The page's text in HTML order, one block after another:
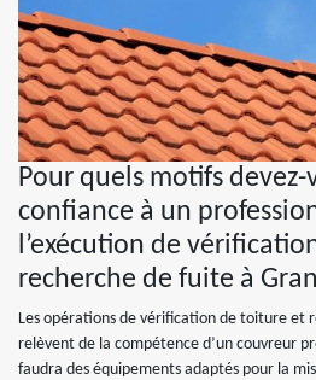
Pour quels motifs devez-
confiance à un
l’exécution de
recherche de fuite à
Les opérations de vérification de toiture et
relèvent de la compétence d’un couvreur
faudra des équipements adaptés pour la